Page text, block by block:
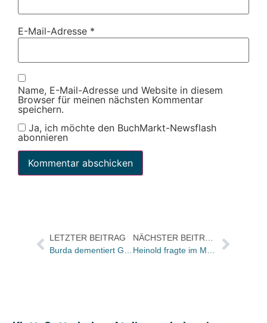
E-Mail-Adresse *
Name, E-Mail-Adresse und Website in diesem
Browser für meinen nächsten Kommentar
speichern.
Ja, ich möchte den BuchMarkt-Newsflash
abonnieren
LETZTER BEITRAG
Burda dementiert Gerüchte über Interesse an Suhrkamp
NÄCHSTER BEITRAG
Heinold fragte im Mai nach neun Titel und 21 Personen